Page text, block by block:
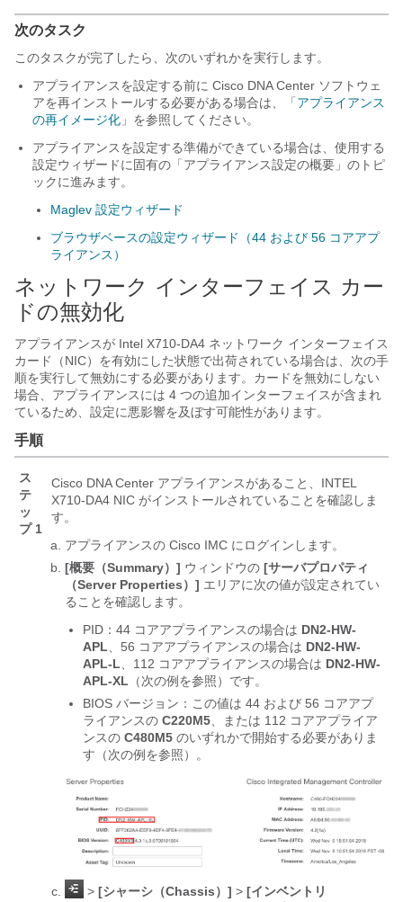
次のタスク
このタスクが完了したら、次のいずれかを実行します。
アプライアンスを設定する前に Cisco DNA Center ソフトウェ
アを再インストールする必要がある場合は、「 アプライアンス
の再イメージ化 」を参照してください。
アプライアンスを設定する準備ができている場合は、使用する
設定ウィザードに固有の「アプライアンス設定の概要」のトピ
ックに進みます。
Maglev 設定ウィザード
ブラウザベースの設定ウィザード（44 および 56 コアアプ
ライアンス）
ネットワーク インターフェイス カー
ドの無効化
アプライアンスが Intel X710-DA4 ネットワーク インターフェイス
カード（NIC）を有効にした状態で出荷されている場合は、次の手
順を実行して無効にする必要があります。カードを無効にしない
場合、アプライアンスには 4 つの追加インターフェイスが含まれ
ているため、設定に悪影響を及ぼす可能性があります。
手順
ス
テ
ッ
プ 1
Cisco DNA Center アプライアンスがあること、INTEL
X710-DA4 NIC がインストールされていることを確認しま
す。
アプライアンスの Cisco IMC にログインします。
[概要（Summary）] ウィンドウの [サーバプロパティ
（Server Properties）] エリアに次の値が設定されてい
ることを確認します。
PID：44 コアアプライアンスの場合は DN2-HW-
APL 、56 コアアプライアンスの場合は DN2-HW-
APL-L 、112 コアアプライアンスの場合は DN2-HW-
APL-XL （次の例を参照）です。
BIOS バージョン：この値は 44 および 56 コアアプ
ライアンスの C220M5 、または 112 コアアプライア
ンスの C480M5 のいずれかで開始する必要がありま
す（次の例を参照）。
> [シャーシ（Chassis）] > [インベントリ